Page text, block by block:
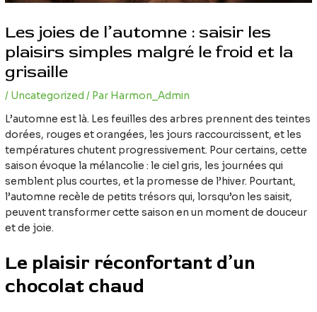
Les joies de l’automne : saisir les
plaisirs simples malgré le froid et la
grisaille
/ Uncategorized / Par Harmon_Admin
L’automne est là. Les feuilles des arbres prennent des teintes
dorées, rouges et orangées, les jours raccourcissent, et les
températures chutent progressivement. Pour certains, cette
saison évoque la mélancolie : le ciel gris, les journées qui
semblent plus courtes, et la promesse de l’hiver. Pourtant,
l’automne recèle de petits trésors qui, lorsqu’on les saisit,
peuvent transformer cette saison en un moment de douceur
et de joie.
Le plaisir réconfortant d’un
chocolat chaud